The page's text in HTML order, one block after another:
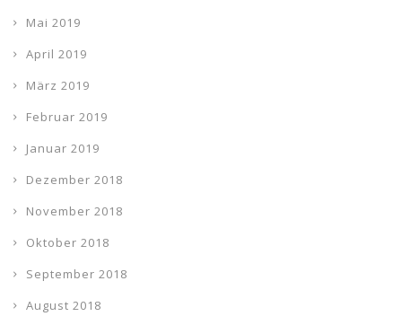
Mai 2019
April 2019
März 2019
Februar 2019
Januar 2019
Dezember 2018
November 2018
Oktober 2018
September 2018
August 2018